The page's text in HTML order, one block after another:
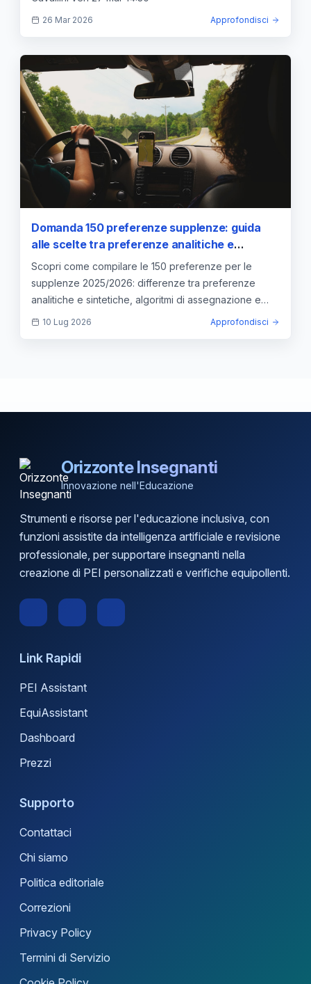
26 Mar 2026 Approfondisci
Domanda 150 preferenze supplenze: guida
alle scelte tra preferenze analitiche e
sintetiche
Scopri come compilare le 150 preferenze per le
supplenze 2025/2026: differenze tra preferenze
analitiche e sintetiche, algoritmi di assegnazione e
strategie.
10 Lug 2026 Approfondisci
Orizzonte Insegnanti
Innovazione nell'Educazione
Strumenti e risorse per l'educazione inclusiva, con
funzioni assistite da intelligenza artificiale e revisione
professionale, per supportare insegnanti nella
creazione di PEI personalizzati e verifiche equipollenti.
Link Rapidi
PEI Assistant
EquiAssistant
Dashboard
Prezzi
Supporto
Contattaci
Chi siamo
Politica editoriale
Correzioni
Privacy Policy
Termini di Servizio